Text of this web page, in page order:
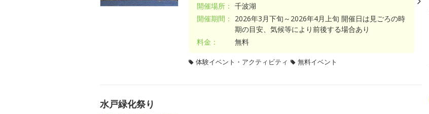
開催場所： 千波湖
開催期間：
2026年3月下旬～2026年4月上旬 開催日は見ごろの時
期の目安、気候等により前後する場合あり
料金：
無料
体験イベント・アクティビティ 無料イベント
水戸緑化祭り